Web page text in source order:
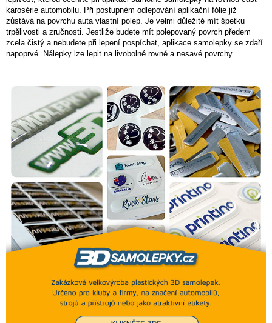
karosérie automobilu. Při postupném odlepování aplikační fólie již
zůstává na povrchu auta vlastní polep. Je velmi důležité mít špetku
trpělivosti a zručnosti. Jestliže budete mít polepovaný povrch předem
zcela čistý a nebudete při lepení pospíchat, aplikace samolepky se zdaří
napoprvé. Nálepky lze lepit na livobolné rovné a nesavé povrchy.